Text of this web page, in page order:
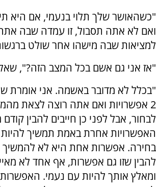
"כשהאושר שלך תלוי בנעמי, אם היא
ואם לא אתה תסבול, זו עמדה שבה
למציאות שבה מישהו אחר שולט
"אז אני גם אשם בכל המצב הזה?", שאל
"בכלל לא מדובר באשמה. אני אומרת
2 אפשרויות ואם אתה רוצה לצאת
לבחור, אבל לפני כן חייבים להבין
האפשרויות אחרת באמת תמשיך
בחירה. אפשרות אחת היא לא
להבין שזו גם אפשרות, אף אחד לא
ומאלץ אותך להיות עם נעמי.